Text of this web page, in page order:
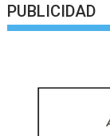
PUBLICIDAD